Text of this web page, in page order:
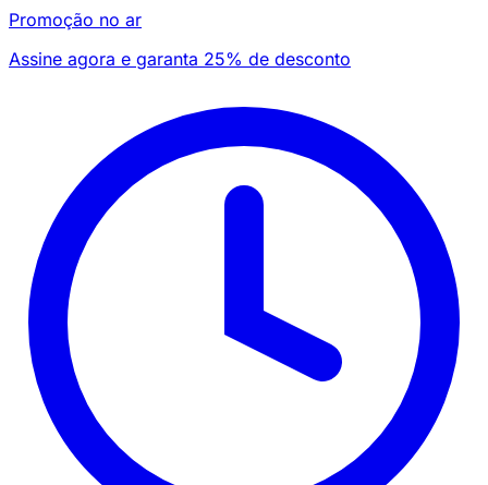
Promoção no ar
Assine agora e garanta 25% de desconto